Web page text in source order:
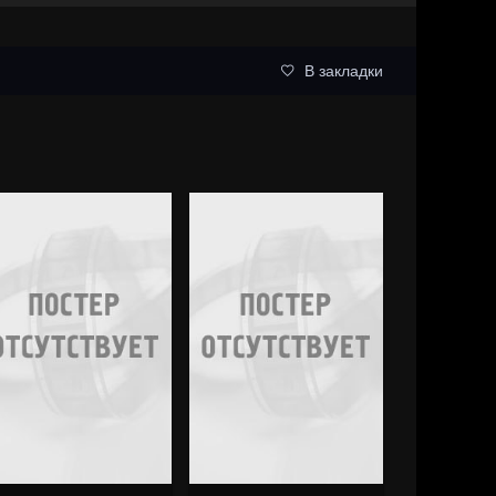
В закладки